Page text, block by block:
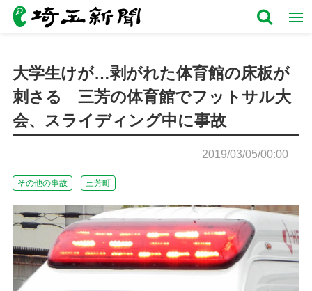
大学生けが…剥がれた体育館の床板が
刺さる 三芳の体育館でフットサル大
会、スライディング中に事故
2019/03/05/00:00
その他の事故 三芳町